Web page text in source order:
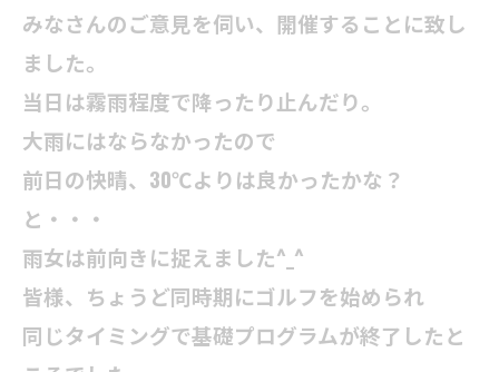
みなさんのご意見を伺い、開催することに致し
ました。
当日は霧雨程度で降ったり止んだり。
大雨にはならなかったので
前日の快晴、30℃よりは良かったかな？
と・・・
雨女は前向きに捉えました^_^
皆様、ちょうど同時期にゴルフを始められ
同じタイミングで基礎プログラムが終了したと